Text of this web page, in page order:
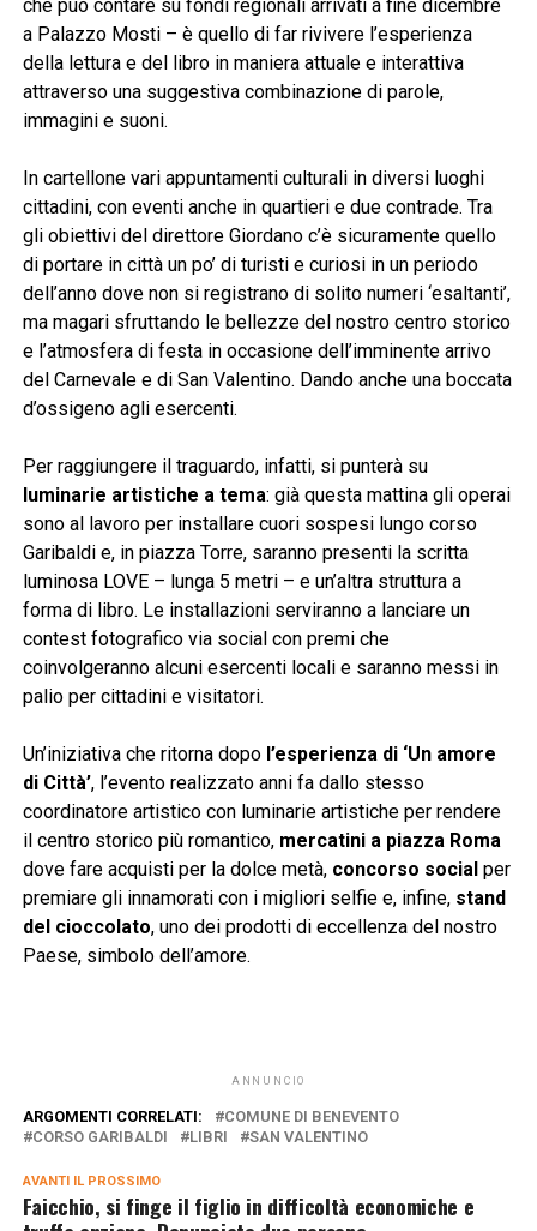
che può contare su fondi regionali arrivati a fine dicembre
a Palazzo Mosti – è quello di far rivivere l’esperienza
della lettura e del libro in maniera attuale e interattiva
attraverso una suggestiva combinazione di parole,
immagini e suoni.
In cartellone vari appuntamenti culturali in diversi luoghi
cittadini, con eventi anche in quartieri e due contrade. Tra
gli obiettivi del direttore Giordano c’è sicuramente quello
di portare in città un po’ di turisti e curiosi in un periodo
dell’anno dove non si registrano di solito numeri ‘esaltanti’,
ma magari sfruttando le bellezze del nostro centro storico
e l’atmosfera di festa in occasione dell’imminente arrivo
del Carnevale e di San Valentino. Dando anche una boccata
d’ossigeno agli esercenti.
Per raggiungere il traguardo, infatti, si punterà su
luminarie artistiche a tema: già questa mattina gli operai
sono al lavoro per installare cuori sospesi lungo corso
Garibaldi e, in piazza Torre, saranno presenti la scritta
luminosa LOVE – lunga 5 metri – e un’altra struttura a
forma di libro. Le installazioni serviranno a lanciare un
contest fotografico via social con premi che
coinvolgeranno alcuni esercenti locali e saranno messi in
palio per cittadini e visitatori.
Un’iniziativa che ritorna dopo l’esperienza di ‘Un amore
di Città’, l’evento realizzato anni fa dallo stesso
coordinatore artistico con luminarie artistiche per rendere
il centro storico più romantico, mercatini a piazza Roma
dove fare acquisti per la dolce metà, concorso social per
premiare gli innamorati con i migliori selfie e, infine, stand
del cioccolato, uno dei prodotti di eccellenza del nostro
Paese, simbolo dell’amore.
ANNUNCIO
ARGOMENTI CORRELATI:
COMUNE DI BENEVENTO
CORSO GARIBALDI
LIBRI SAN VALENTINO
AVANTI IL ​​PROSSIMO
Faicchio, si finge il figlio in difficoltà economiche e